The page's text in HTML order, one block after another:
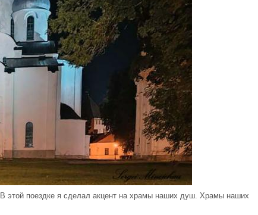
этой поездке я сделал акцент на храмы наших душ. Храмы наших